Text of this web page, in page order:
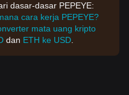
dasar-dasar PEPEYE:
cara kerja PEPEYE?
mata uang kripto
dan ETH ke USD